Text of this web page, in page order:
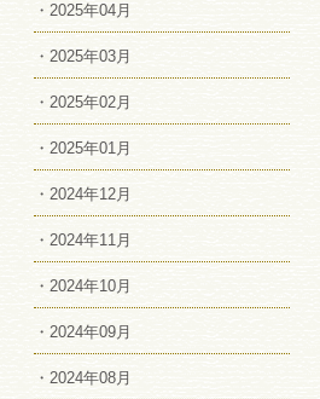
・2025年04月
・2025年03月
・2025年02月
・2025年01月
・2024年12月
・2024年11月
・2024年10月
・2024年09月
・2024年08月